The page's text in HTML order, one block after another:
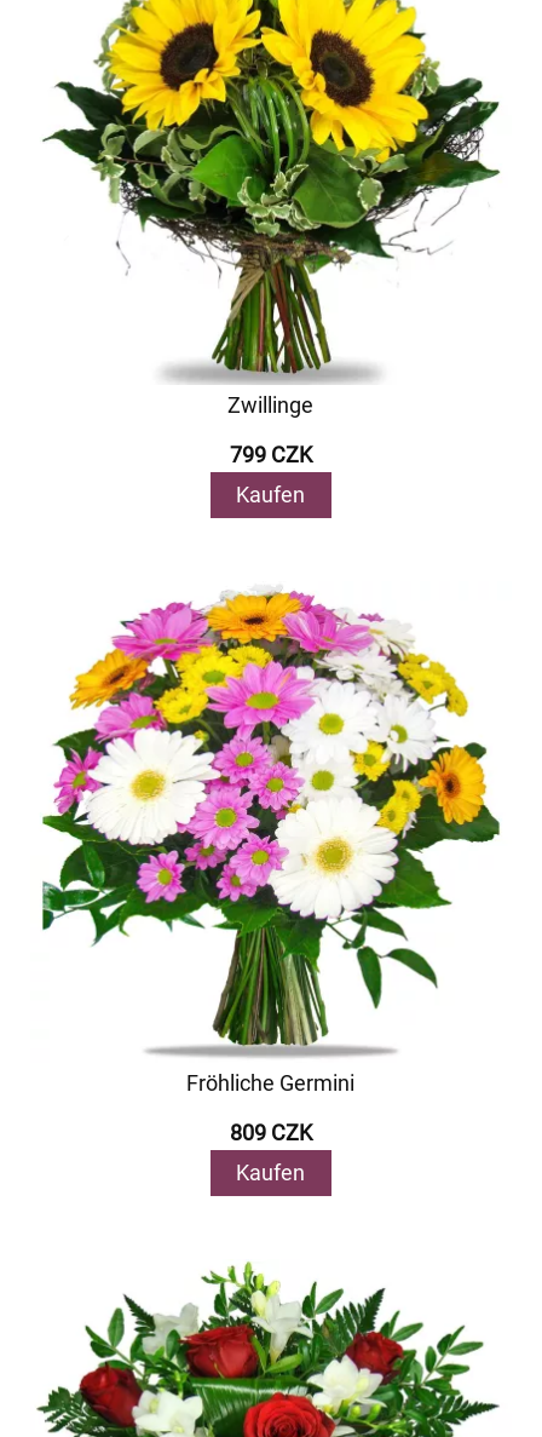
Zwillinge
799 CZK
Kaufen
Fröhliche Germini
809 CZK
Kaufen